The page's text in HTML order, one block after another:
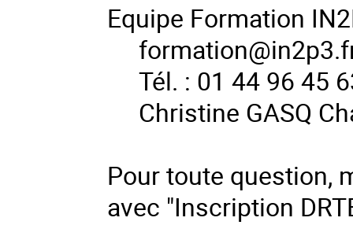
Equipe Formation
Tél. : 01 44 96 45
Christine GASQ
Pour toute question,
avec "Inscription